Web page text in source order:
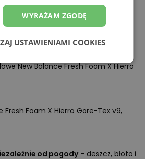
do biegania po górach >>
New Balance Fresh Foam X Hierro
Foam X Hierro Gore-Tex v9,
od pogody– deszcz, błoto i
WYRAŻAM ZGODĘ
USTAWIENIAMI COOKIES